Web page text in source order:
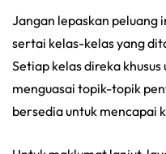
Jangan lepaskan peluang
sertai kelas-kelas yang
Setiap kelas direka
menguasai topik-topik
bersedia untuk mencapai